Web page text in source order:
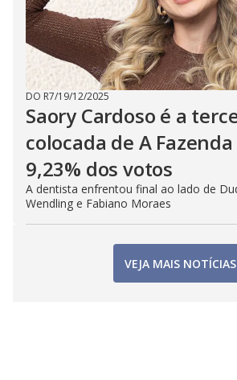
DO R7/19/12/2025
Saory Cardoso é a
colocada de A
9,23% dos votos
A dentista enfrentou final ao lado de
Wendling e Fabiano Moraes
VEJA MAIS NOTÍCIAS